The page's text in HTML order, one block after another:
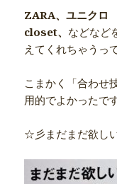
ZARA、ユニク
closet、 などなど
えてくれちゃう
こまかく「合わせ
用的でよかったで
☆彡まだまだ欲し